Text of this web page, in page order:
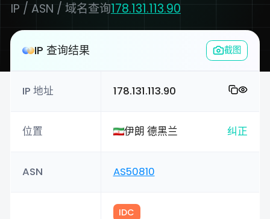
IP / ASN / 域名查询178.131.113.90
IP 查询结果 截图
IP 地址 178.131.113.90
位置 伊朗 德黑兰 纠正
ASN AS50810
IDC